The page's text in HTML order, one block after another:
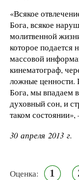
«Всякое
Бога, всякое
молитвенной
которое подается
массовой
кинематограф,
ложные ценности.
Бога, мы впадаем
духовный сон, и
таком
30 апреля 2013 г.
Оценка: 1